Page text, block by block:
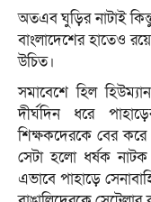
অতএব ঘুড়ির নাটাই
বাংলাদেশের হাতেও
উচিত।
সমাবেশে হিল
দীর্ঘদিন ধরে
শিক্ষকদেরকে বের করে
সেটা হলো ধর্ষক
এভাবে পাহাড়ে